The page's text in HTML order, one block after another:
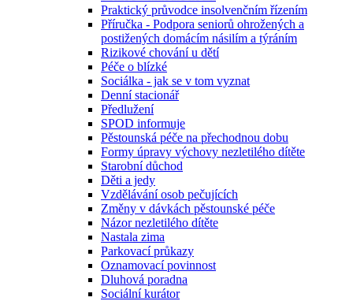
Praktický průvodce insolvenčním řízením
Příručka - Podpora seniorů ohrožených a
postižených domácím násilím a týráním
Rizikové chování u dětí
Péče o blízké
Sociálka - jak se v tom vyznat
Denní stacionář
Předlužení
SPOD informuje
Pěstounská péče na přechodnou dobu
Formy úpravy výchovy nezletilého dítěte
Starobní důchod
Děti a jedy
Vzdělávání osob pečujících
Změny v dávkách pěstounské péče
Názor nezletilého dítěte
Nastala zima
Parkovací průkazy
Oznamovací povinnost
Dluhová poradna
Sociální kurátor